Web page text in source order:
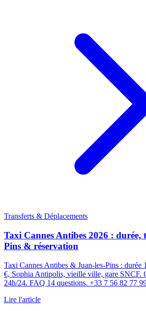
Transferts & Déplacements
Taxi Cannes Antibes 2026 : durée,
Pins & réservation
Taxi Cannes Antibes & Juan-les-Pins :
€, Sophia Antipolis, vieille ville, gare SNCF.
24h/24. FAQ 14 questions. +33 7 56 82 77
Lire l'article